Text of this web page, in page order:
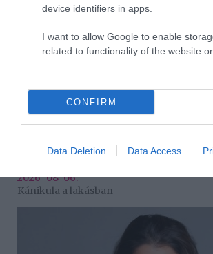
device identifiers in apps.
I want to allow Google to enable
related to functionality of the website or
CONFIRM
Data Deletion Data Access
2026-08-06.
Kánikula a lakásban